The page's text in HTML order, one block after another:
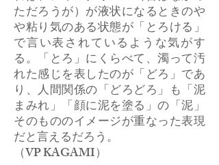
ただろうが）が液状になるときのや
や粘り気のある状態が「とろける」
で言い表されているような気がす
る。「とろ」にくらべて、濁って汚
れた感じを表したのが「どろ」であ
り、人間関係の「どろどろ」も「泥
まみれ」「顔に泥を塗る」の「泥」
そのもののイメージが重なった表現
だと言えるだろう。
（VP KAGAMI）